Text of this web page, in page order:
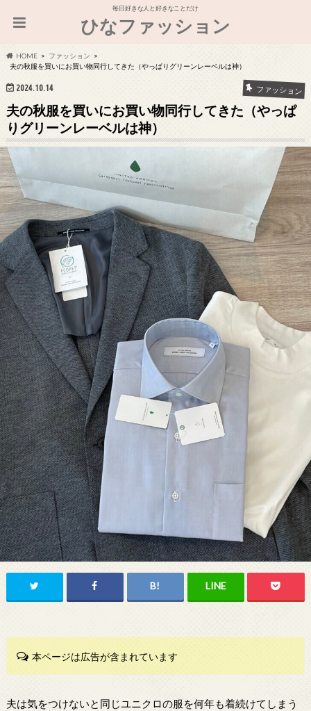
毎日好きな人と好きなことだけ
ひなファッション
HOME
ファッション
夫の秋服を買いにお買い物同行してきた（やっぱりグリーンレーベルは神）
2024.10.14 ファッション
夫の秋服を買いにお買い物同行してきた（やっぱ
りグリーンレーベルは神）
本ページは広告が含まれています
夫は気をつけないと同じユニクロの服を何年も着続けてしまう